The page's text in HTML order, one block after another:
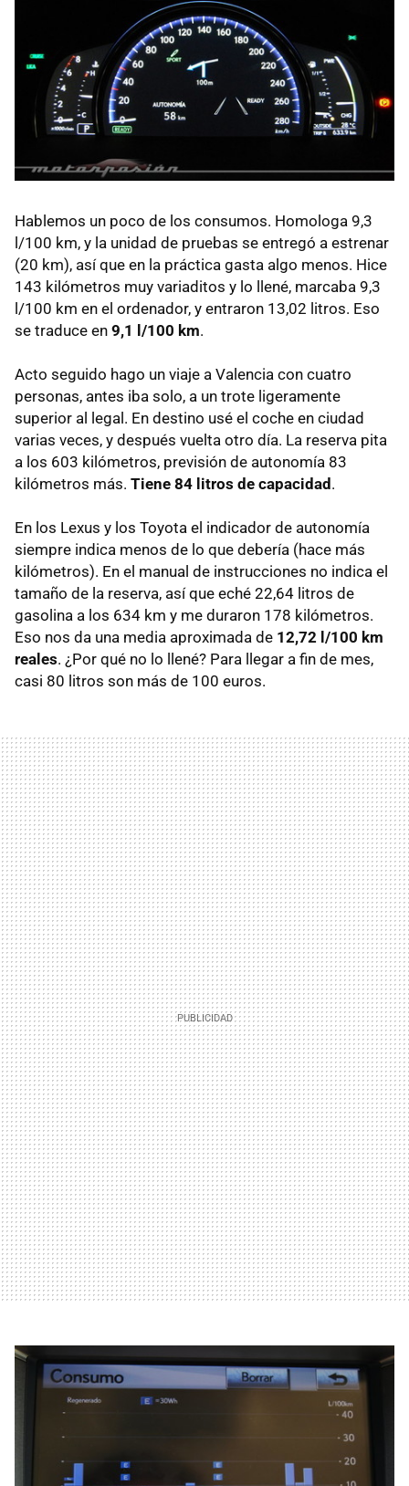
Hablemos un poco de los consumos. Homologa 9,3
l/100 km, y la unidad de pruebas se entregó a estrenar
(20 km), así que en la práctica gasta algo menos. Hice
143 kilómetros muy variaditos y lo llené, marcaba 9,3
l/100 km en el ordenador, y entraron 13,02 litros. Eso
se traduce en 9,1 l/100 km.
Acto seguido hago un viaje a Valencia con cuatro
personas, antes iba solo, a un trote ligeramente
superior al legal. En destino usé el coche en ciudad
varias veces, y después vuelta otro día. La reserva pita
a los 603 kilómetros, previsión de autonomía 83
kilómetros más. Tiene 84 litros de capacidad.
En los Lexus y los Toyota el indicador de autonomía
siempre indica menos de lo que debería (hace más
kilómetros). En el manual de instrucciones no indica el
tamaño de la reserva, así que eché 22,64 litros de
gasolina a los 634 km y me duraron 178 kilómetros.
Eso nos da una media aproximada de 12,72 l/100 km
reales. ¿Por qué no lo llené? Para llegar a fin de mes,
casi 80 litros son más de 100 euros.